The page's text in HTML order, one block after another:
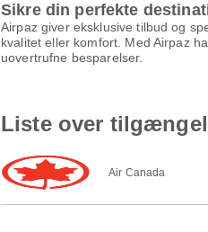
Sikre din perfekte
Airpaz giver eksklusive tilbud og
kvalitet eller komfort. Med Airpaz
uovertrufne besparelser.
Liste over
Air Canada